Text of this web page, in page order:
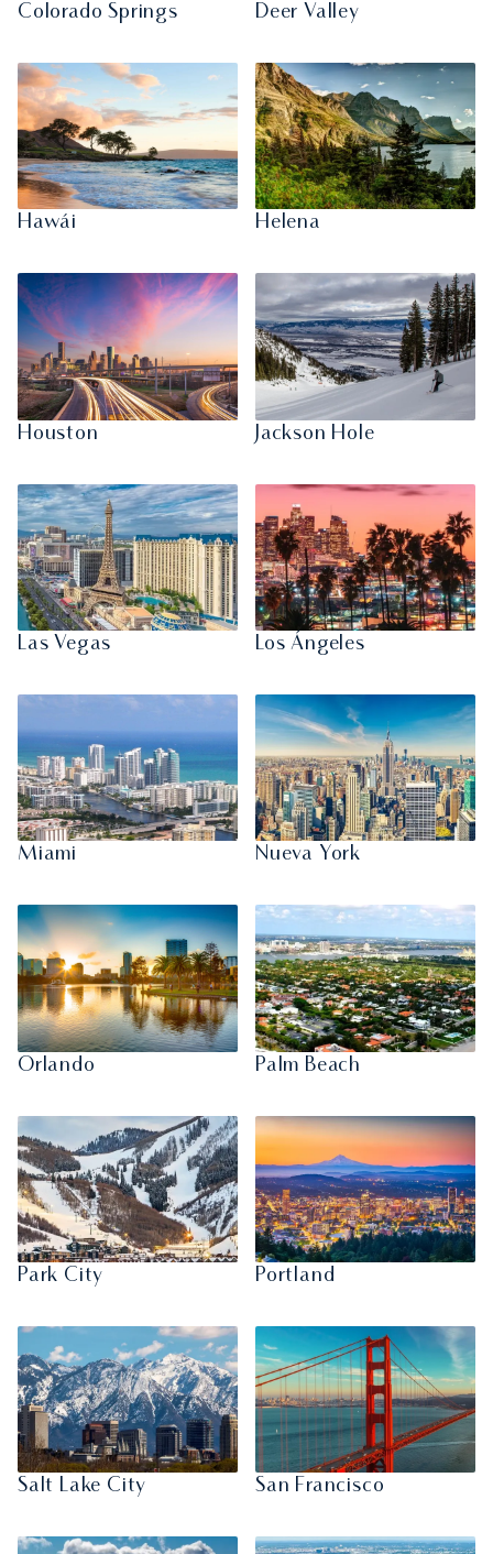
Colorado Springs Deer Valley
Hawái Helena
Houston Jackson Hole
Las Vegas Los Ángeles
Miami Nueva York
Orlando Palm Beach
Park City Portland
Salt Lake City San Francisco